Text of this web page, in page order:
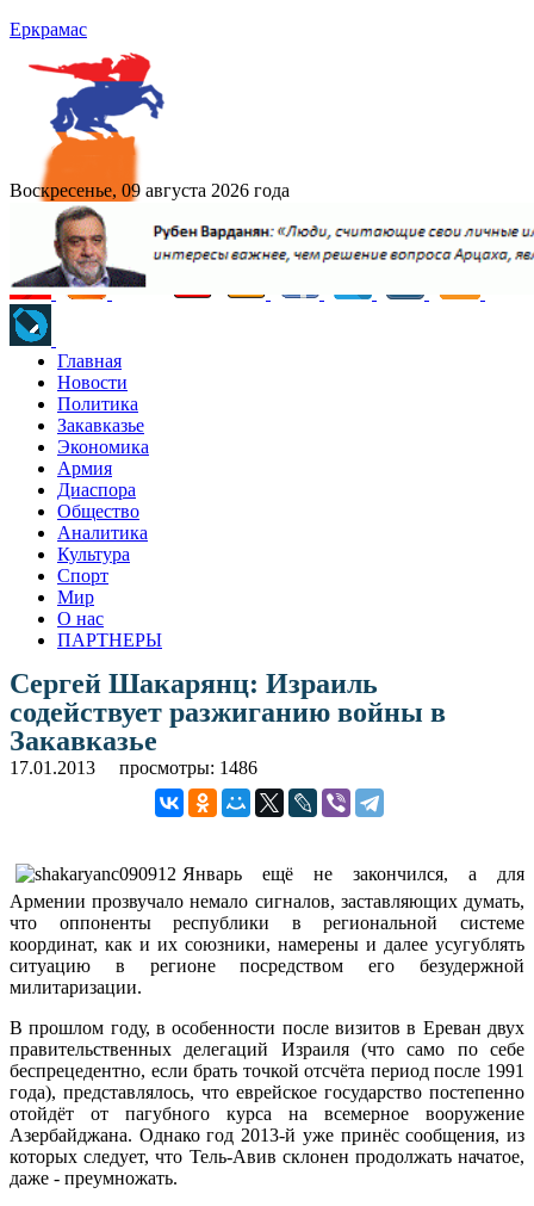
Еркрамас
Воскресенье, 09 августа 2026 года
Главная
Новости
Политика
Закавказье
Экономика
Армия
Диаспора
Общество
Аналитика
Культура
Спорт
Мир
О нас
ПАРТНЕРЫ
Сергей Шакарянц: Израиль
содействует разжиганию войны в
Закавказье
17.01.2013 просмотры: 1486
Январь ещё не закончился, а для
Армении прозвучало немало сигналов, заставляющих думать,
что оппоненты республики в региональной системе
координат, как и их союзники, намерены и далее усугублять
ситуацию в регионе посредством его безудержной
милитаризации.
В прошлом году, в особенности после визитов в Ереван двух
правительственных делегаций Израиля (что само по себе
беспрецедентно, если брать точкой отсчёта период после 1991
года), представлялось, что еврейское государство постепенно
отойдёт от пагубного курса на всемерное вооружение
Азербайджана. Однако год 2013-й уже принёс сообщения, из
которых следует, что Тель-Авив склонен продолжать начатое,
даже - преумножать.